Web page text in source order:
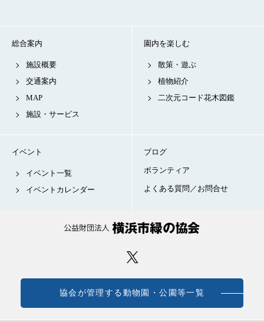
総合案内
施設概要
交通案内
MAP
施設・サービス
園内を楽しむ
散策・遊ぶ
植物紹介
二次元コード花木図鑑
イベント
イベント一覧
イベントカレンダー
ブログ
ボランティア
よくある質問／お問合せ
協会が管理する動物園・公園等一覧